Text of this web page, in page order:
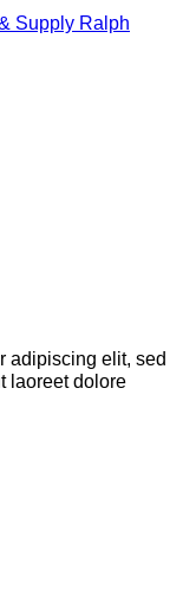
Supply Ralph
adipiscing elit, sed
laoreet dolore